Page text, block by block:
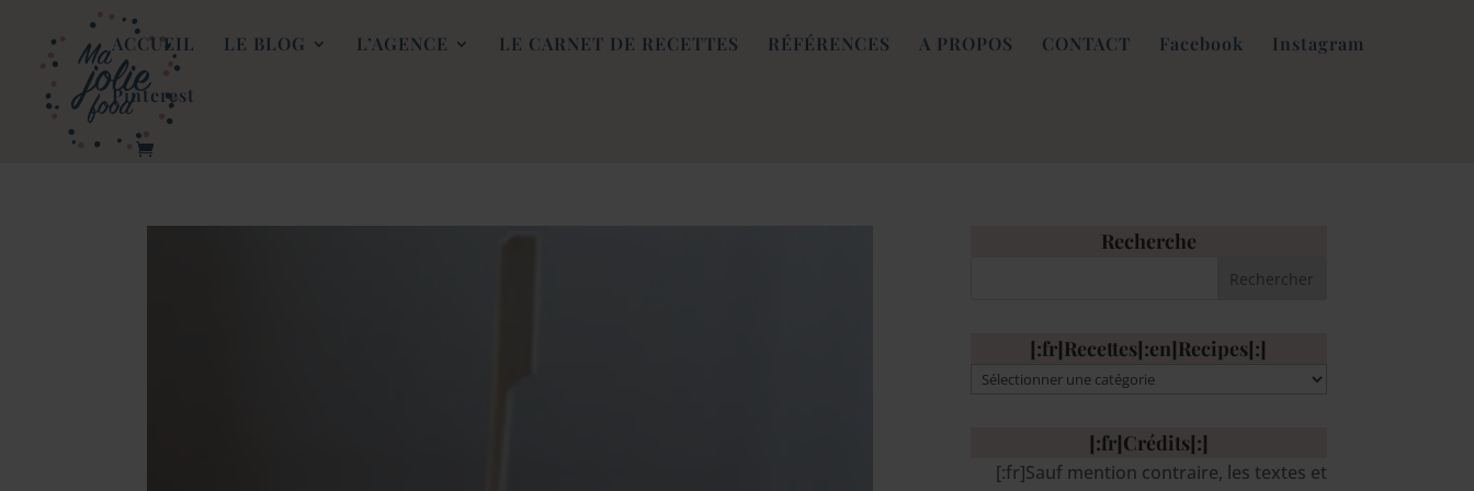
ACCUEIL LE BLOG L’AGENCE LE CARNET DE RECETTES RÉFÉRENCES A PROPOS CONTACT Facebook Instagram
Pinterest
Recherche
[:fr]Recettes[:en]Recipes[:]
[:fr]Recettes[:en]Recipes[:]
[:fr]Crédits[:]
[:fr]Sauf mention contraire, les textes et